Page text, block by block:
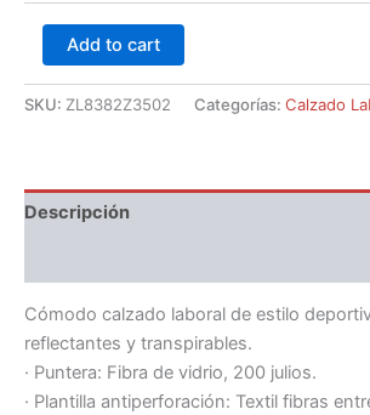
Add to cart
SKU: ZL8382Z3502 Categorías: Calzado
Descripción
Cómodo calzado laboral de estilo
reflectantes y transpirables.
· Puntera: Fibra de vidrio, 200 julios.
· Plantilla antiperforación: Textil fibras